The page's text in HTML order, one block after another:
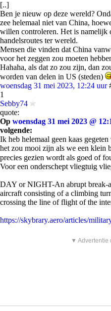
[..]
Ben je nieuw op deze wereld?
zee helemaal niet van China,
willen controleren. Het is namelijk
handelsroutes ter wereld.
Mensen die vinden dat China
voor het zeggen zou moeten
Hahaha, als dat zo zou zijn, dan
worden van delen in US (steden)
woensdag 31 mei 2023, 12:24 uur
1
Sebby74
quote:
Op woensdag 31 mei 2023 @
volgende:
Ik heb helemaal geen kaas
het zou mooi zijn als we een klein
precies gezien wordt als goed of
Voor een onderschept vliegtuig
DAY or NIGHT-An abrupt break-
aircraft consisting of a climbing
crossing the line of flight of the
https://skybrary.aero/articles/
▼ Advertentie